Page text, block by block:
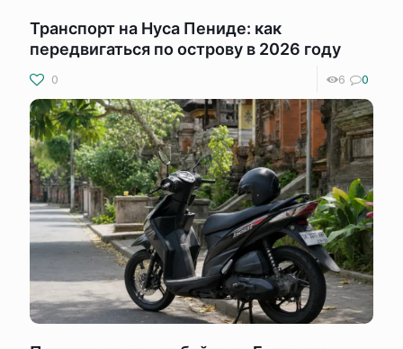
Транспорт на Нуса Пениде: как
передвигаться по острову в 2026 году
0 6 0